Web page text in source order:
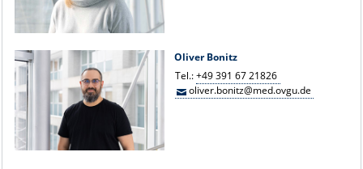
Oliver Bonitz
Tel.:+49 391 67 21826
oliver.bonitz@med.ovgu.de